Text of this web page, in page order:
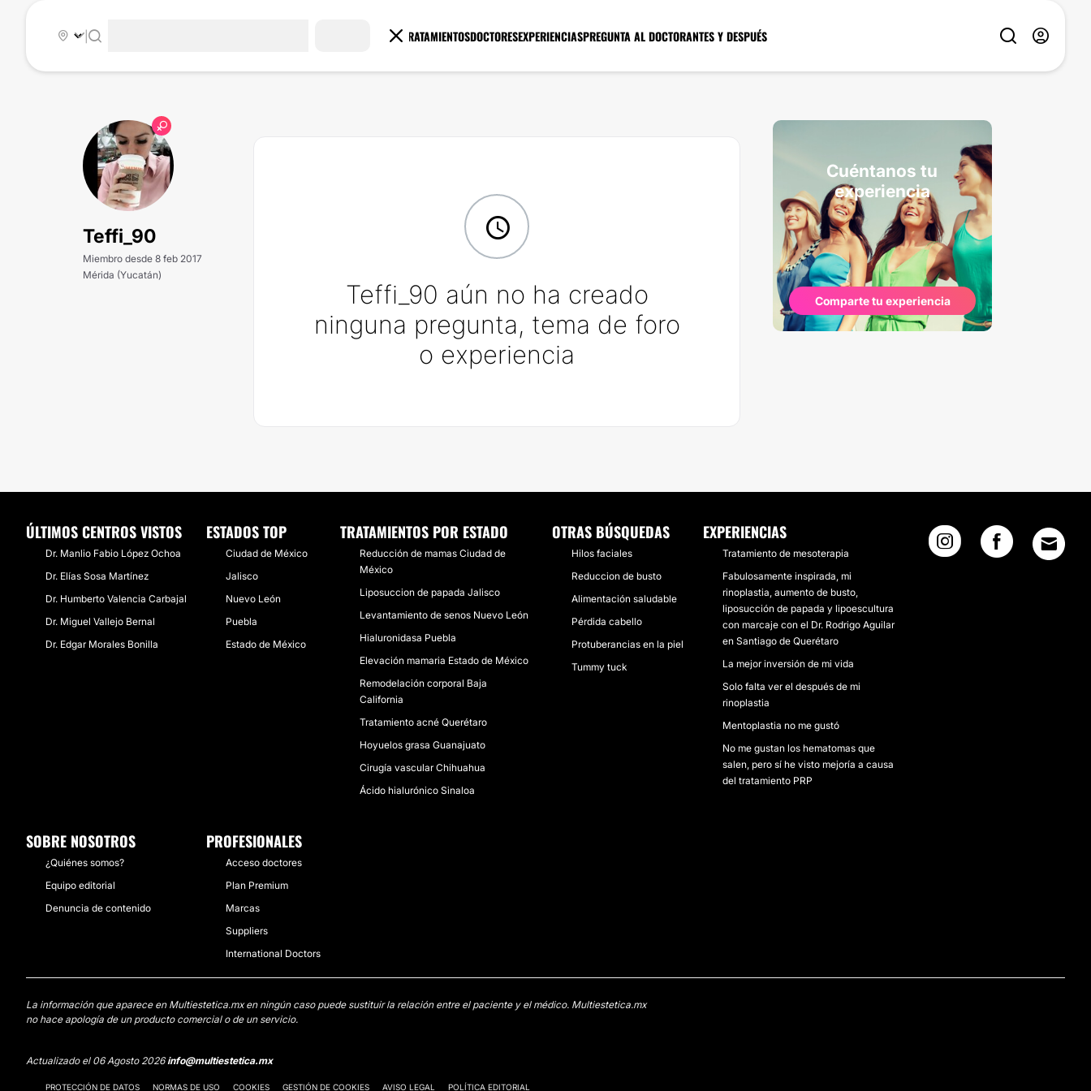
TRATAMIENTOSDOCTORESEXPERIENCIASPREGUNTA AL DOCTORANTES Y DESPUÉS
|
Teffi_90
Miembro desde 8 feb 2017
Mérida (Yucatán)
Teffi_90 aún no ha creado
ninguna pregunta, tema de foro
o experiencia
Cuéntanos tu
experiencia
Comparte tu experiencia
ÚLTIMOS CENTROS VISTOS
Dr. Manlio Fabio López Ochoa
Dr. Elías Sosa Martínez
Dr. Humberto Valencia Carbajal
Dr. Miguel Vallejo Bernal
Dr. Edgar Morales Bonilla
ESTADOS TOP
Ciudad de México
Jalisco
Nuevo León
Puebla
Estado de México
TRATAMIENTOS POR ESTADO
Reducción de mamas Ciudad de
México
Liposuccion de papada Jalisco
Levantamiento de senos Nuevo León
Hialuronidasa Puebla
Elevación mamaria Estado de México
Remodelación corporal Baja
California
Tratamiento acné Querétaro
Hoyuelos grasa Guanajuato
Cirugía vascular Chihuahua
Ácido hialurónico Sinaloa
OTRAS BÚSQUEDAS
Hilos faciales
Reduccion de busto
Alimentación saludable
Pérdida cabello
Protuberancias en la piel
Tummy tuck
EXPERIENCIAS
Tratamiento de mesoterapia
Fabulosamente inspirada, mi
rinoplastia, aumento de busto,
liposucción de papada y lipoescultura
con marcaje con el Dr. Rodrigo Aguilar
en Santiago de Querétaro
La mejor inversión de mi vida
Solo falta ver el después de mi
rinoplastia
Mentoplastia no me gustó
No me gustan los hematomas que
salen, pero sí he visto mejoría a causa
del tratamiento PRP
SOBRE NOSOTROS
¿Quiénes somos?
Equipo editorial
Denuncia de contenido
PROFESIONALES
Acceso doctores
Plan Premium
Marcas
Suppliers
International Doctors
La información que aparece en Multiestetica.mx en ningún caso puede sustituir la relación entre el paciente y el médico. Multiestetica.mx
no hace apología de un producto comercial o de un servicio.
Actualizado el 06 Agosto 2026info@multiestetica.mx
PROTECCIÓN DE DATOS NORMAS DE USO COOKIES GESTIÓN DE COOKIES AVISO LEGAL POLÍTICA EDITORIAL